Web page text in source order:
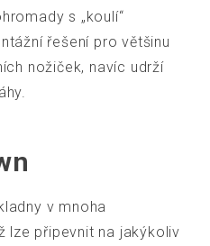
s „koulí“
řešení pro většinu
nožiček, navíc udrží
v mnoha
lze připevnit na jakýkoliv